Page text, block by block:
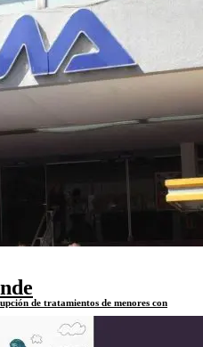
de tratamientos de menores con